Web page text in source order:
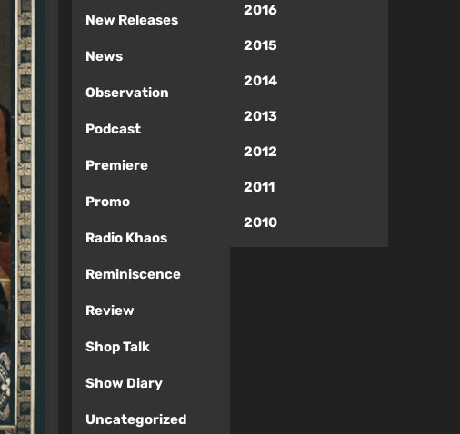
New Releases
News
Observation
Podcast
Premiere
Promo
Radio Khaos
Reminiscence
Review
Shop Talk
Show Diary
Uncategorized
2016
2015
2014
2013
2012
2011
2010